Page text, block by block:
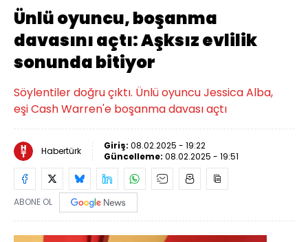
Ünlü oyuncu, boşanma
davasını açtı: Aşksız evlilik
sonunda bitiyor
Söylentiler doğru çıktı. Ünlü oyuncu Jessica Alba,
eşi Cash Warren'e boşanma davası açtı
Habertürk Giriş: 08.02.2025 - 19:22
Güncelleme: 08.02.2025 - 19:51
ABONE OL